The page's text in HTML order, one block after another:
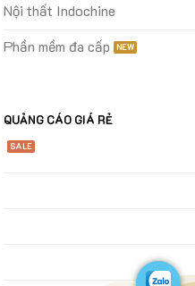
Nội thất Indochine
Phần mềm đa cấp
QUẢNG CÁO GIÁ RẺ